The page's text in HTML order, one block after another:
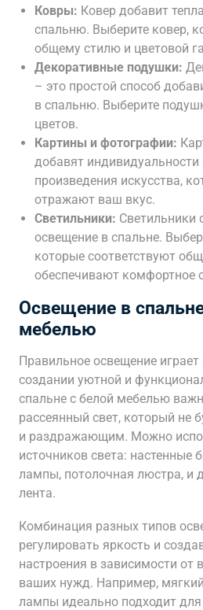
Ковры: Ковер добавит
спальню. Выберите ковер,
общему стилю и цветовой
Декоративные подушки:
– это простой способ
в спальню. Выберите
цветов.
Картины и фотографии:
добавят
произведения искусства,
отражают ваш вкус.
Светильники: Светильники
освещение в спальне.
которые соответствуют
обеспечивают комфортное
Освещение в
мебелью
Правильное освещение
создании уютной и
спальне с белой мебелью
рассеянный свет, который не
и раздражающим. Можно
источников света: настенные
лампы, потолочная люстра, и
лента.
Комбинация разных типов
регулировать яркость и
настроения в зависимости от
ваших нужд. Например,
лампы идеально подходит для